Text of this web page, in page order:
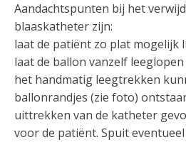
Aandachtspunten bij het
blaaskatheter zijn:
laat de patiënt zo plat mogelijk
laat de ballon vanzelf
het handmatig leegtrekken
ballonrandjes (zie foto)
uittrekken van de katheter
voor de patiënt. Spuit